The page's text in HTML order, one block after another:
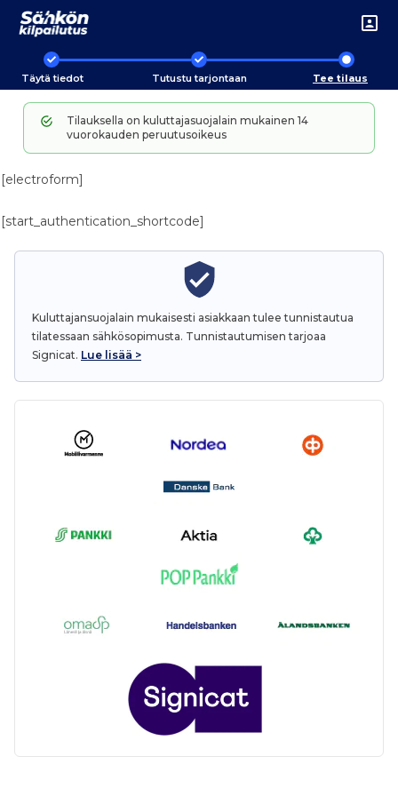
Täytä tiedot Tutustu tarjontaan Tee tilaus
Tilauksella on kuluttajasuojalain mukainen 14
vuorokauden peruutusoikeus
[electroform]
[start_authentication_shortcode]
Kuluttajansuojalain mukaisesti asiakkaan tulee tunnistautua
tilatessaan sähkösopimusta. Tunnistautumisen tarjoaa
Signicat. Lue lisää >